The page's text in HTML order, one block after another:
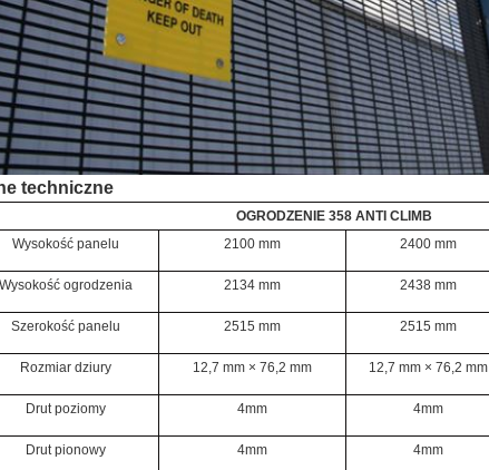
techniczne
OGRODZENIE 358 ANTI CLIMB
Wysokość panelu
2100 mm 2400 mm
Wysokość ogrodzenia 2134 mm 2438 mm
Szerokość panelu 2515 mm 2515 mm
Rozmiar dziury 12,7 mm × 76,2 mm 12,7 mm × 76,2 mm
Drut poziomy 4mm 4mm
Drut pionowy 4mm 4mm